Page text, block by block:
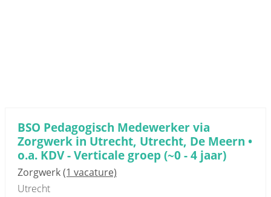
BSO Pedagogisch Medewerker via
Zorgwerk in Utrecht, Utrecht, De Meern •
o.a. KDV - Verticale groep (~0 - 4 jaar)
Zorgwerk(1 vacature)
Utrecht